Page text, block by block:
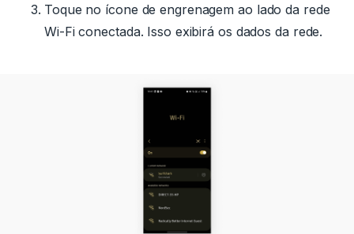
Toque no ícone de engrenagem ao lado da rede
Wi-Fi conectada. Isso exibirá os dados da rede.